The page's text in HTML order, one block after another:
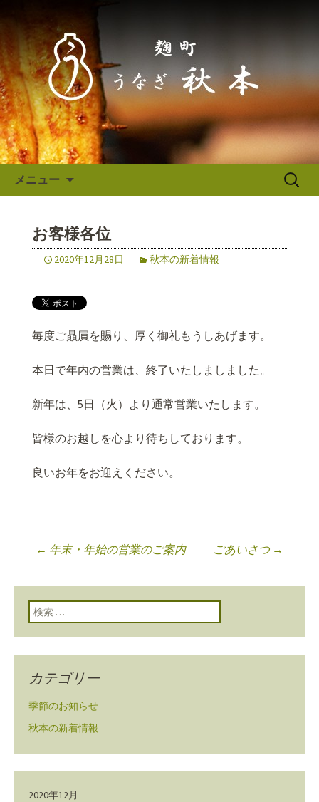
東京（麹町／半蔵門） うなぎ
秋本からのお知らせ
東京（麹町／半蔵門） うなぎ秋本か
らのお知らせ
メニュー
検
お客様各位
2020年12月28日 秋本の新着情報
毎度ご贔屓を賜り、厚く御礼もうしあげます。
本日で年内の営業は、終了いたしましました。
新年は、5日（火）より通常営業いたします。
皆様のお越しを心より待ちしております。
良いお年をお迎えください。
ン
← 年末・年始の営業のご案内 ごあいさつ →
検索:
カテゴリー
季節のお知らせ
秋本の新着情報
2020年12月